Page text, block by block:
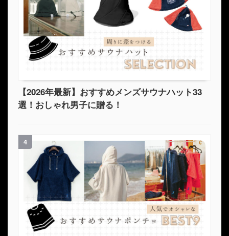
【2026年最新】おすすめメンズサウナハット33
選！おしゃれ男子に贈る！
4